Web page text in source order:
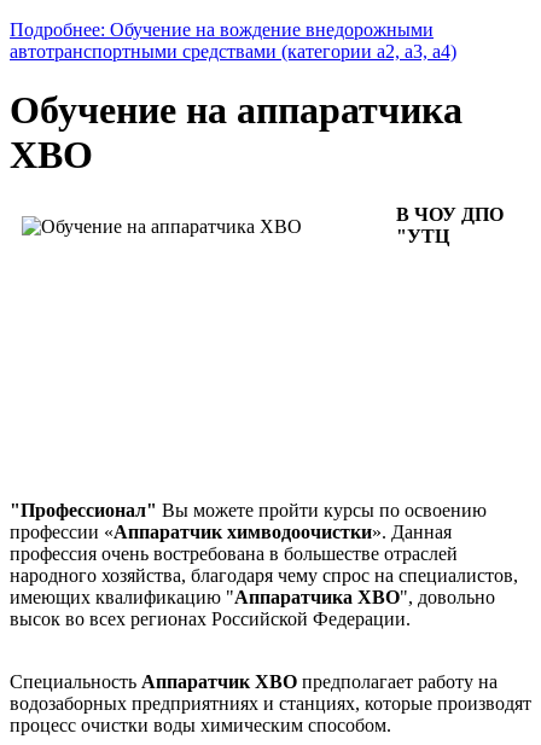
Подробнее: Обучение на вождение внедорожными
автотранспортными средствами (категории а2, а3, а4)
Обучение на аппаратчика
ХВО
В ЧОУ ДПО
"УТЦ
"Профессионал" Вы можете пройти курсы по освоению
профессии «Аппаратчик химводоочистки». Данная
профессия очень востребована в большестве отраслей
народного хозяйства, благодаря чему спрос на специалистов,
имеющих квалификацию "Аппаратчика ХВО", довольно
высок во всех регионах Российской Федерации.
Специальность Аппаратчик ХВО предполагает работу на
водозаборных предприятниях и станциях, которые производят
процесс очистки воды химическим способом.